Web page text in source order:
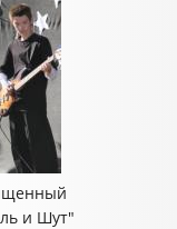
и Шут"